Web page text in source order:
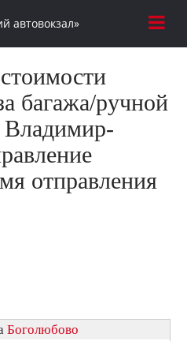
автовокзал»
багажа/ручной
Владимир-
отправления
Боголюбово